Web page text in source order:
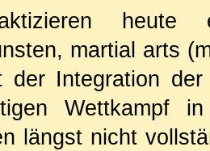
heute
martial arts
der Integration
Wettkampf
längst nicht